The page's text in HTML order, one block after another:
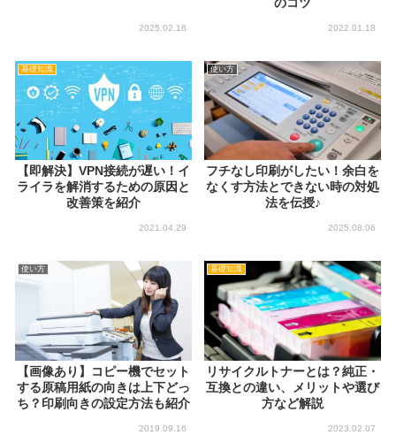
2025.02.18 2022.01.18
基礎知識
【即解決】VPN接続が遅い！イ
ライラを解消するための原因と
改善策を紹介
2021.04.29
使い方
フチなし印刷がしたい！余白を
なくす方法とできない時の対処
法を伝授♪
2025.08.06
使い方
【画像あり】コピー機でセット
する原稿用紙の向きは上下どっ
ち？印刷向きの設定方法も紹介
2019.09.16
基礎知識
リサイクルトナーとは？純正・
互換との違い、メリットや選び
方など解説
2023.02.07